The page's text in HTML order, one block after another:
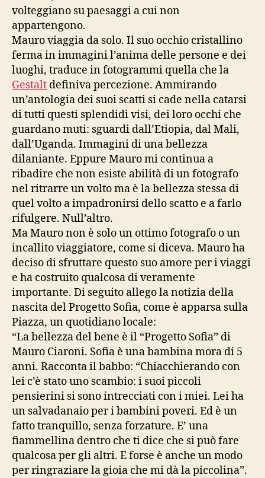
volteggiano su paesaggi a cui non
appartengono.
Mauro viaggia da solo. Il suo occhio cristallino
ferma in immagini l’anima delle persone e dei
luoghi, traduce in fotogrammi quella che la
Gestalt definiva percezione. Ammirando
un’antologia dei suoi scatti si cade nella catarsi
di tutti questi splendidi visi, dei loro occhi che
guardano muti: sguardi dall’Etiopia, dal Mali,
dall’Uganda. Immagini di una bellezza
dilaniante. Eppure Mauro mi continua a
ribadire che non esiste abilità di un fotografo
nel ritrarre un volto ma è la bellezza stessa di
quel volto a impadronirsi dello scatto e a farlo
rifulgere. Null’altro.
Ma Mauro non è solo un ottimo fotografo o un
incallito viaggiatore, come si diceva. Mauro ha
deciso di sfruttare questo suo amore per i viaggi
e ha costruito qualcosa di veramente
importante. Di seguito allego la notizia della
nascita del Progetto Sofia, come è apparsa sulla
Piazza, un quotidiano locale:
“La bellezza del bene è il “Progetto Sofia” di
Mauro Ciaroni. Sofia è una bambina mora di 5
anni. Racconta il babbo: “Chiacchierando con
lei c’è stato uno scambio: i suoi piccoli
pensierini si sono intrecciati con i miei. Lei ha
un salvadanaio per i bambini poveri. Ed è un
fatto tranquillo, senza forzature. E’ una
fiammellina dentro che ti dice che si può fare
qualcosa per gli altri. E forse è anche un modo
per ringraziare la gioia che mi dà la piccolina”.